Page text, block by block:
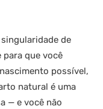
de
que você
possível,
natural é uma
— e você não